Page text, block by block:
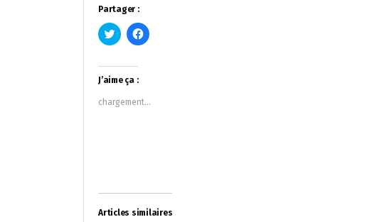
Partager :
Cliquez
pour
Twitter(ouvre
dans
une
nouvelle
fenêtre)
Cliquez
pour
fenêtre)
J’aime ça :
chargement…
Articles similaires